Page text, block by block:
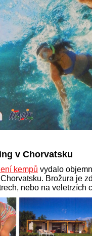
v Chorvatsku
kempů vydalo
Brožura je
nebo na veletrzích